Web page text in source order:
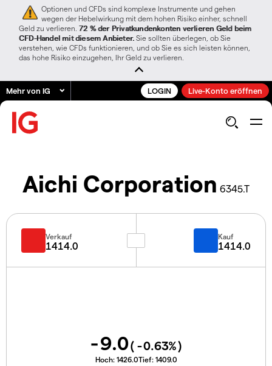
Optionen und CFDs sind komplexe Instrumente und gehen
wegen der Hebelwirkung mit dem hohen Risiko einher, schnell
Geld zu verlieren. 72 % der Privatkundenkonten verlieren Geld beim
CFD-Handel mit diesem Anbieter. Sie sollten überlegen, ob Sie
verstehen, wie CFDs funktionieren, und ob Sie es sich leisten können,
das hohe Risiko einzugehen, Ihr Geld zu verlieren.
Mehr von IG LOGIN Live-Konto eröffnen
Aichi Corporation 6345.T
Verkauf
1414.0
Kauf
1414.0
-9.0( -0.63%)
Hoch: 1426.0Tief: 1409.0